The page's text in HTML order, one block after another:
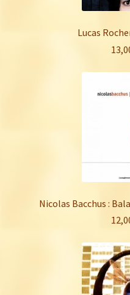
Lucas
Nicolas Bacchus :